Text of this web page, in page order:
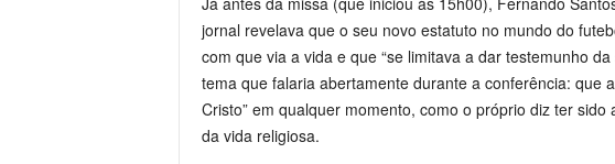
jornal revelava que o seu novo estatuto no mundo do
com que via a vida e que “se limitava a dar testemunho
tema que falaria abertamente durante a conferência: que
Cristo” em qualquer momento, como o próprio diz ter
da vida religiosa.